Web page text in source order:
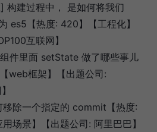
构建过程中， 是如何将我们
es5【热度: 420】【工程化】
互联网】
件里面 setState 做了哪些事儿
web框架】【出题公司:
除一个指定的 commit【热度:
场景】【出题公司: 阿里巴巴】